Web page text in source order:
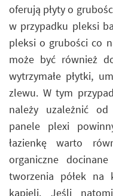
oferują płyty o
w przypadku pleksi
pleksi o grubości co
może być również
wytrzymałe płytki,
zlewu. W tym
należy uzależnić
panele plexi
łazienkę warto
organiczne
tworzenia półek na
kąpieli. Jeśli